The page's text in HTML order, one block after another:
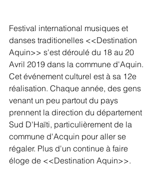
Festival international musiques et
danses traditionelles <<Destination
Aquin>> s'est déroulé du 18 au 20
Avril 2019 dans la commune d'Aquin.
Cet événement culturel est à sa 12e
réalisation. Chaque année, des gens
venant un peu partout du pays
prennent la direction du département
Sud D'Haïti, particulièrement de la
commune d'Acquin pour aller se
régaler. Plus d'un continue à faire
éloge de <<Destination Aquin>>.